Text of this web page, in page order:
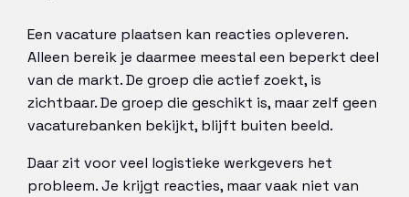
Een vacature plaatsen kan reacties opleveren.
Alleen bereik je daarmee meestal een beperkt deel
van de markt. De groep die actief zoekt, is
zichtbaar. De groep die geschikt is, maar zelf geen
vacaturebanken bekijkt, blijft buiten beeld.
Daar zit voor veel logistieke werkgevers het
probleem. Je krijgt reacties, maar vaak niet van